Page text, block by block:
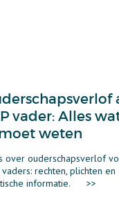
vader: Alles
weten
over ouderschapsverlof
vaders: rechten, plichten en
informatie.
>>